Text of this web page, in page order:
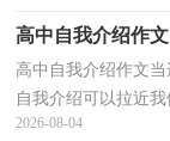
高中自我介绍作文
高中自我介绍作文
自我介绍可以拉近
我介绍？下面是小编
2026-08-04